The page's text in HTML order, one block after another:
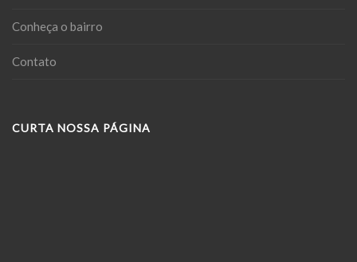
Conheça o bairro
Contato
CURTA NOSSA PÁGINA